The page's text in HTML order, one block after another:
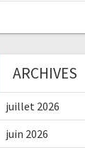
ARCHIVES
juillet 2026
juin 2026